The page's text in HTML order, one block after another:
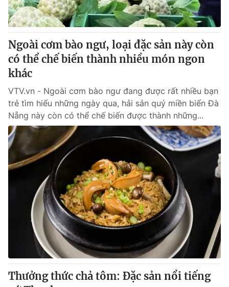
Thị trường
Tư vấn
Lịch phát sóng
Chuyên mục khác
Emagazine Podcast
Photo Infographic
Video Shorts video
VTV Money VTV Thể thao
VTV Sức khoẻ Bất động sản
Thị trường 24h Tấm lòng Việt
Vươn mình bằng AI
VTV9 VTV8
Ngoài cơm bào ngư, loại đặc sản này còn
có thể chế biến thành nhiều món ngon
khác
VTV.vn - Ngoài cơm bào ngư đang được rất nhiều bạn
trẻ tìm hiểu những ngày qua, hải sản quý miền biển Đà
Nẵng này còn có thể chế biến được thành những...
Thưởng thức chả tôm: Đặc sản nổi tiếng